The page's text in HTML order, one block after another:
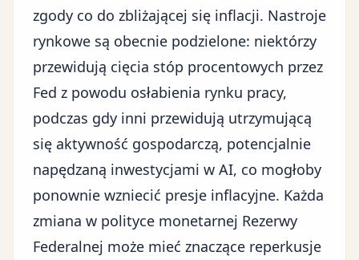
zgody co do zbliżającej się inflacji. Nastroje
rynkowe są obecnie podzielone: niektórzy
przewidują cięcia stóp procentowych przez
Fed z powodu osłabienia rynku pracy,
podczas gdy inni przewidują utrzymującą
się aktywność gospodarczą, potencjalnie
napędzaną inwestycjami w AI, co mogłoby
ponownie wzniecić presje inflacyjne. Każda
zmiana w polityce monetarnej Rezerwy
Federalnej może mieć znaczące reperkusje